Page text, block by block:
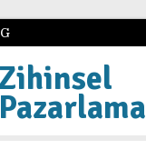
Zihinsel
Pazarlama